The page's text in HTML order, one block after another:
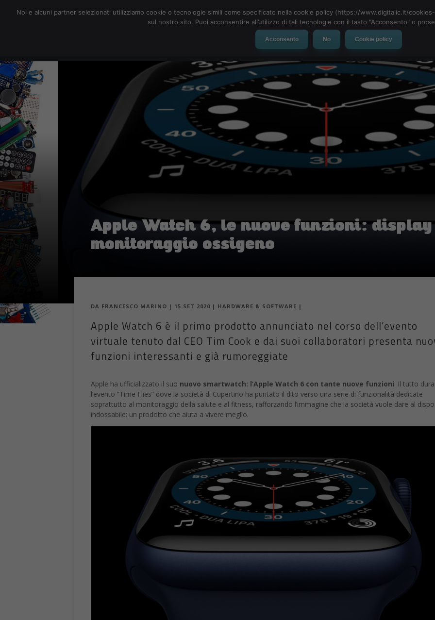
Social Network App Automotive Tech-News
Apple Watch 6, le nuove funzioni:
monitoraggio ossigeno
DA FRANCESCO MARINO | 15 SET 2020 | HARDWARE & SOFTWARE |
Apple Watch 6 è il primo prodotto annunciato nel corso dell’evento
virtuale tenuto dal CEO Tim Cook e dai suoi collaboratori presenta
funzioni interessanti e già rumoreggiate
Apple ha ufficializzato il suo nuovo smartwatch: l’Apple Watch 6 con tante nuove funzioni. Il tutto
l’evento “Time Flies” dove la società di Cupertino ha puntato il dito verso una serie di funzionalità dedicate
soprattutto al monitoraggio della salute e al fitness, rafforzando l’immagine che la società vuole dare al
indossabile: un prodotto che aiuta a vivere meglio.
Noi e alcuni partner selezionati utilizziamo cookie o tecnologie simili come specificato nella cookie policy (https://www.digitalic.it/
sul nostro sito. Puoi acconsentire all’utilizzo di tali tecnologie con il tasto "Acconsento" o
Acconsento No Cookie policy